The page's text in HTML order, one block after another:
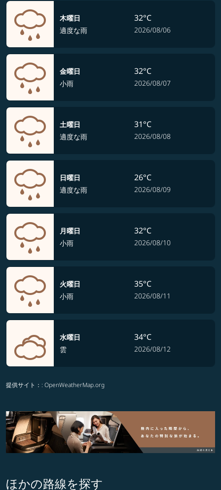
木曜日
適度な雨
32°C
2026/08/06
金曜日
小雨
32°C
2026/08/07
土曜日
適度な雨
31°C
2026/08/08
日曜日
適度な雨
26°C
2026/08/09
月曜日
小雨
32°C
2026/08/10
火曜日
小雨
35°C
2026/08/11
水曜日
雲
34°C
2026/08/12
提供サイト： : OpenWeatherMap.org
ほかの路線を探す